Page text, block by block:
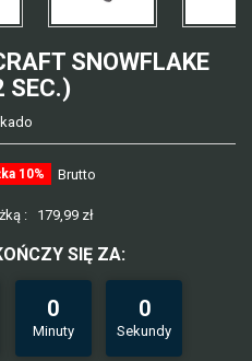
SNOWFLAKE
SEC.)
10% Brutto
: 179,99 zł
SIĘ ZA:
0
Minuty
0
Sekundy